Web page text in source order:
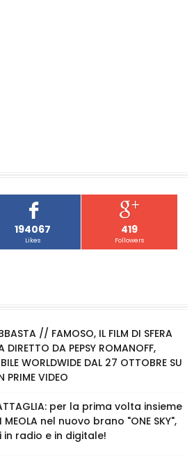
194067
Likes
419
Followers
// FAMOSO, IL FILM DI SFERA
DIRETTO DA PEPSY ROMANOFF,
WORLDWIDE DAL 27 OTTOBRE SU
PRIME VIDEO
per la prima volta insieme
MEOLA nel nuovo brano "ONE SKY",
in radio e in digitale!